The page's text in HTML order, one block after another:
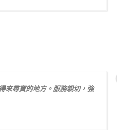
來尋寶的地方。服務親切，強